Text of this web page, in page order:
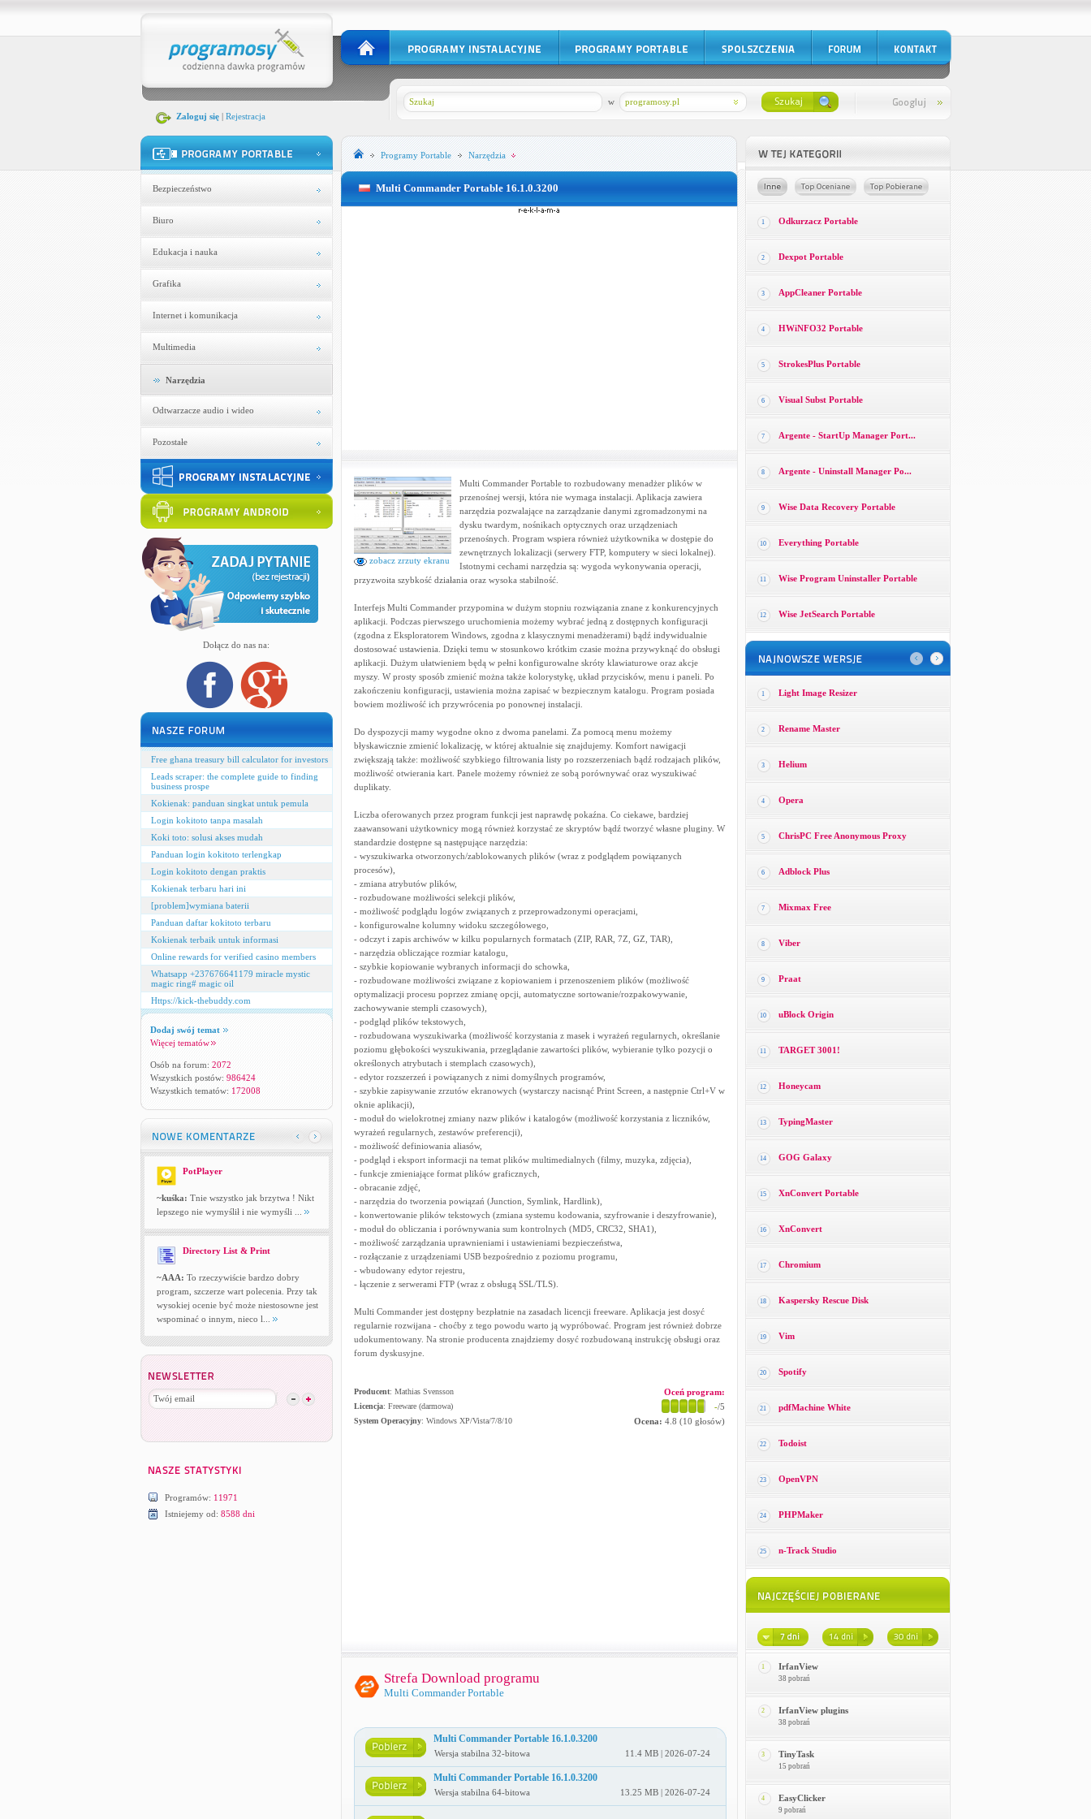
Zaloguj się| Rejestracja
programosy.pl
w
Bezpieczeństwo
Biuro
Edukacja i nauka
Grafika
Internet i komunikacja
Multimedia
Narzędzia
Odtwarzacze audio i wideo
Pozostałe
Dołącz do nas na:
Free ghana treasury bill calculator for investors
Leads scraper: the complete guide to finding
business prospe
Kokienak: panduan singkat untuk pemula
Login kokitoto tanpa masalah
Koki toto: solusi akses mudah
Panduan login kokitoto terlengkap
Login kokitoto dengan praktis
Kokienak terbaru hari ini
[problem]wymiana baterii
Panduan daftar kokitoto terbaru
Kokienak terbaik untuk informasi
Online rewards for verified casino members
Whatsapp +237676641179 miracle mystic
magic ring# magic oil
Https://kick-thebuddy.com
Dodaj swój temat
Więcej tematów
Osób na forum: 2072
Wszystkich postów: 986424
Wszystkich tematów: 172008
PotPlayer
~kuśka: Tnie wszystko jak brzytwa ! Nikt
lepszego nie wymyślił i nie wymyśli ...
Directory List & Print
~AAA: To rzeczywiście bardzo dobry
program, szczerze wart polecenia. Przy tak
wysokiej ocenie być może niestosowne jest
wspominać o innym, nieco l...
Programów: 11971
Istniejemy od: 8588 dni
Programy Portable Narzędzia
Multi Commander Portable 16.1.0.3200
zobacz zrzuty ekranu
Multi Commander Portable to rozbudowany menadżer plików w
przenośnej wersji, która nie wymaga instalacji. Aplikacja zawiera
narzędzia pozwalające na zarządzanie danymi zgromadzonymi na
dysku twardym, nośnikach optycznych oraz urządzeniach
przenośnych. Program wspiera również użytkownika w dostępie do
zewnętrznych lokalizacji (serwery FTP, komputery w sieci lokalnej).
Istotnymi cechami narzędzia są: wygoda wykonywania operacji,
przyzwoita szybkość działania oraz wysoka stabilność.
Interfejs Multi Commander przypomina w dużym stopniu rozwiązania znane z konkurencyjnych
aplikacji. Podczas pierwszego uruchomienia możemy wybrać jedną z dostępnych konfiguracji
(zgodna z Eksploratorem Windows, zgodna z klasycznymi menadżerami) bądź indywidualnie
dostosować ustawienia. Dzięki temu w stosunkowo krótkim czasie można przywyknąć do obsługi
aplikacji. Dużym ułatwieniem będą w pełni konfigurowalne skróty klawiaturowe oraz akcje
myszy. W prosty sposób zmienić można także kolorystykę, układ przycisków, menu i paneli. Po
zakończeniu konfiguracji, ustawienia można zapisać w bezpiecznym katalogu. Program posiada
bowiem możliwość ich przywrócenia po ponownej instalacji.
Do dyspozycji mamy wygodne okno z dwoma panelami. Za pomocą menu możemy
błyskawicznie zmienić lokalizację, w której aktualnie się znajdujemy. Komfort nawigacji
zwiększają także: możliwość szybkiego filtrowania listy po rozszerzeniach bądź rodzajach plików,
możliwość otwierania kart. Panele możemy również ze sobą porównywać oraz wyszukiwać
duplikaty.
Liczba oferowanych przez program funkcji jest naprawdę pokaźna. Co ciekawe, bardziej
zaawansowani użytkownicy mogą również korzystać ze skryptów bądź tworzyć własne pluginy. W
standardzie dostępne są następujące narzędzia:
- wyszukiwarka otworzonych/zablokowanych plików (wraz z podglądem powiązanych
procesów),
- zmiana atrybutów plików,
- rozbudowane możliwości selekcji plików,
- możliwość podglądu logów związanych z przeprowadzonymi operacjami,
- konfigurowalne kolumny widoku szczegółowego,
- odczyt i zapis archiwów w kilku popularnych formatach (ZIP, RAR, 7Z, GZ, TAR),
- narzędzia obliczające rozmiar katalogu,
- szybkie kopiowanie wybranych informacji do schowka,
- rozbudowane możliwości związane z kopiowaniem i przenoszeniem plików (możliwość
optymalizacji procesu poprzez zmianę opcji, automatyczne sortowanie/rozpakowywanie,
zachowywanie stempli czasowych),
- podgląd plików tekstowych,
- rozbudowana wyszukiwarka (możliwość korzystania z masek i wyrażeń regularnych, określanie
poziomu głębokości wyszukiwania, przeglądanie zawartości plików, wybieranie tylko pozycji o
określonych atrybutach i stemplach czasowych),
- edytor rozszerzeń i powiązanych z nimi domyślnych programów,
- szybkie zapisywanie zrzutów ekranowych (wystarczy nacisnąć Print Screen, a następnie Ctrl+V w
oknie aplikacji),
- moduł do wielokrotnej zmiany nazw plików i katalogów (możliwość korzystania z liczników,
wyrażeń regularnych, zestawów preferencji),
- możliwość definiowania aliasów,
- podgląd i eksport informacji na temat plików multimedialnych (filmy, muzyka, zdjęcia),
- funkcje zmieniające format plików graficznych,
- obracanie zdjęć,
- narzędzia do tworzenia powiązań (Junction, Symlink, Hardlink),
- konwertowanie plików tekstowych (zmiana systemu kodowania, szyfrowanie i deszyfrowanie),
- moduł do obliczania i porównywania sum kontrolnych (MD5, CRC32, SHA1),
- możliwość zarządzania uprawnieniami i ustawieniami bezpieczeństwa,
- rozłączanie z urządzeniami USB bezpośrednio z poziomu programu,
- wbudowany edytor rejestru,
- łączenie z serwerami FTP (wraz z obsługą SSL/TLS).
Multi Commander jest dostępny bezpłatnie na zasadach licencji freeware. Aplikacja jest dosyć
regularnie rozwijana - choćby z tego powodu warto ją wypróbować. Program jest również dobrze
udokumentowany. Na stronie producenta znajdziemy dosyć rozbudowaną instrukcję obsługi oraz
forum dyskusyjne.
Producent: Mathias Svensson
Licencja: Freeware (darmowa)
System Operacyjny: Windows XP/Vista/7/8/10
Oceń program:
-/5
Ocena: 4.8 (10 głosów)
Strefa Download programu
Multi Commander Portable
Multi Commander Portable 16.1.0.3200
Wersja stabilna 32-bitowa 11.4 MB | 2026-07-24
Multi Commander Portable 16.1.0.3200
Wersja stabilna 64-bitowa 13.25 MB | 2026-07-24
1 Odkurzacz Portable
2 Dexpot Portable
3 AppCleaner Portable
4 HWiNFO32 Portable
5 StrokesPlus Portable
6 Visual Subst Portable
7 Argente - StartUp Manager Port...
8 Argente - Uninstall Manager Po...
9 Wise Data Recovery Portable
10 Everything Portable
11 Wise Program Uninstaller Portable
12 Wise JetSearch Portable
1 Light Image Resizer
2 Rename Master
3 Helium
4 Opera
5 ChrisPC Free Anonymous Proxy
6 Adblock Plus
7 Mixmax Free
8 Viber
9 Praat
10 uBlock Origin
11 TARGET 3001!
12 Honeycam
13 TypingMaster
14 GOG Galaxy
15 XnConvert Portable
16 XnConvert
17 Chromium
18 Kaspersky Rescue Disk
19 Vim
20 Spotify
21 pdfMachine White
22 Todoist
23 OpenVPN
24 PHPMaker
25 n-Track Studio
1 IrfanView
38 pobrań
2 IrfanView plugins
38 pobrań
3 TinyTask
15 pobrań
4 EasyClicker
9 pobrań